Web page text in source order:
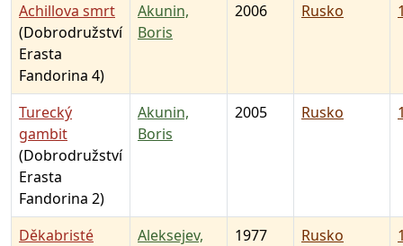
Achillova smrt
(Dobrodružství
Erasta
Fandorina 4)
Akunin,
Boris
2006 Rusko
Turecký
gambit
(Dobrodružství
Erasta
Fandorina 2)
Akunin,
Boris
2005 Rusko
Děkabristé
Aleksejev,
1977 Rusko